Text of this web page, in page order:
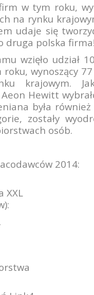
w tym roku,
na rynku
udaje się
druga polska
wzięło udział
wynoszący
krajowym.
Hewitt
była
zostały
osób.
2014:
XXL